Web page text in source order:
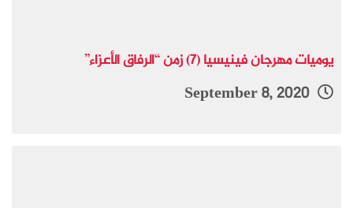
يوميات مهرجان فينيسيا (7) زمن “الرفاق الأعزاء”